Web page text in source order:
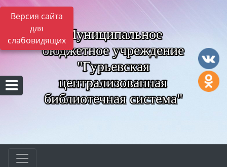
Версия сайта
для
слабовидящих Муниципальное
бюджетное учреждение
"Гурьевская
централизованная
библиотечная система"